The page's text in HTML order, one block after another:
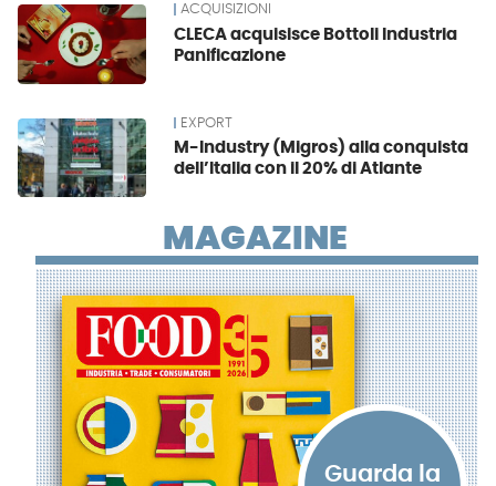
News ACQUISIZIONI
CLECA acquisisce Bottoli Industria
Panificazione
EXPORT
M-Industry (Migros) alla conquista
dell’Italia con il 20% di Atlante
MAGAZINE